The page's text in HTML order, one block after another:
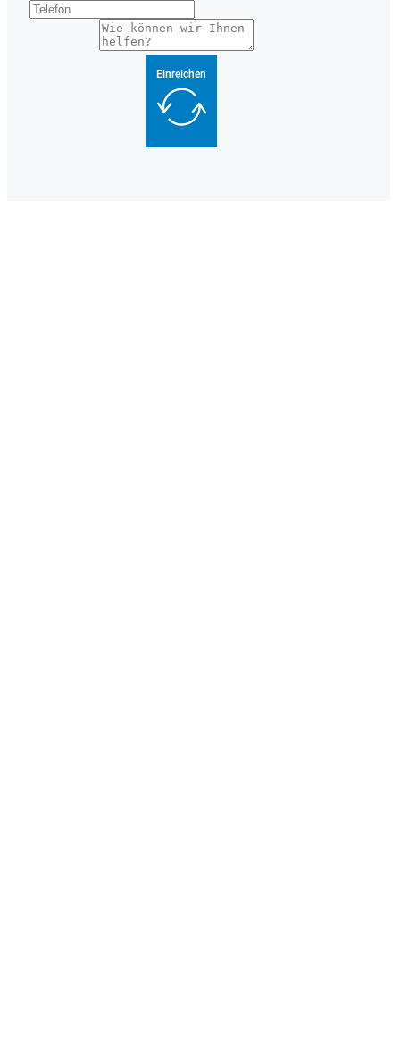
Einreichen